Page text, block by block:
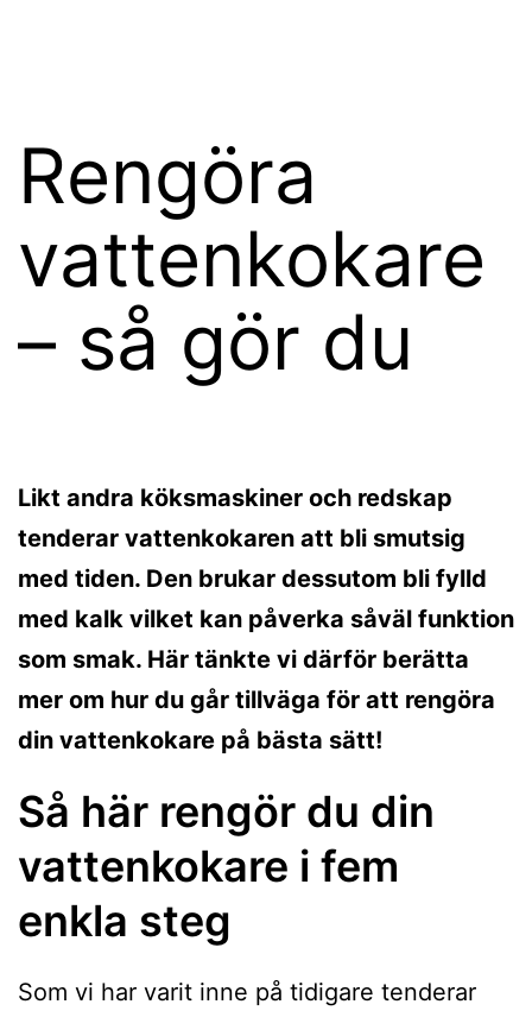
Rengöra
vattenkokare
– så gör du
Likt andra köksmaskiner och redskap
tenderar vattenkokaren att bli smutsig
med tiden. Den brukar dessutom bli fylld
med kalk vilket kan påverka såväl funktion
som smak. Här tänkte vi därför berätta
mer om hur du går tillväga för att rengöra
din vattenkokare på bästa sätt!
Så här rengör du din
vattenkokare i fem
enkla steg
Som vi har varit inne på tidigare tenderar